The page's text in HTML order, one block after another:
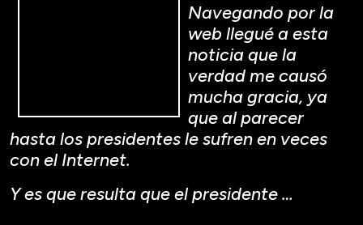
Navegando por la
web llegué a esta
noticia que la
verdad me causó
mucha gracia, ya
que al parecer
hasta los presidentes le sufren en veces
con el Internet.
Y es que resulta que el presidente …